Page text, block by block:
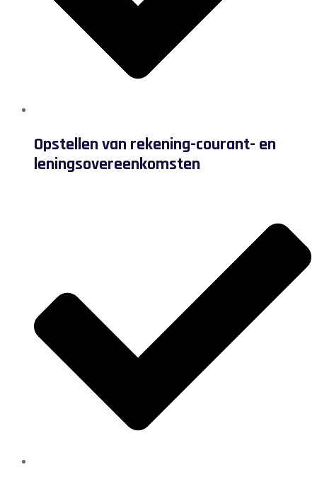
Opstellen van rekening-courant- en
leningsovereenkomsten